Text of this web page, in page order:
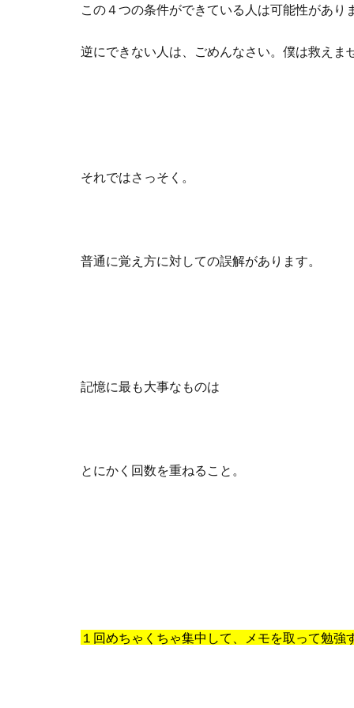
この４つの条件ができている人は可能性があり
逆にできない人は、ごめんなさい。僕は救えま
それではさっそく。
普通に覚え方に対しての誤解があります。
記憶に最も大事なものは
とにかく回数を重ねること。
１回めちゃくちゃ集中して、メモを取って勉強